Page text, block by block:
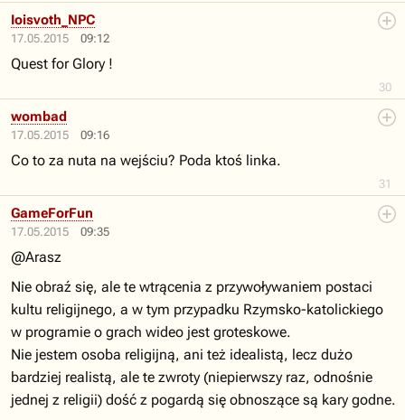
17.05.2015 09:12
30
Ioisvoth_NPC
Quest for Glory !
17.05.2015 09:16
31
wombad
Co to za nuta na wejściu? Poda ktoś linka.
17.05.2015 09:35
GameForFun
@Arasz
Nie obraź się, ale te wtrącenia z przywoływaniem postaci
kultu religijnego, a w tym przypadku Rzymsko-katolickiego
w programie o grach wideo jest groteskowe.
Nie jestem osoba religijną, ani też idealistą, lecz dużo
bardziej realistą, ale te zwroty (niepierwszy raz, odnośnie
jednej z religii) dość z pogardą się obnoszące są kary godne.